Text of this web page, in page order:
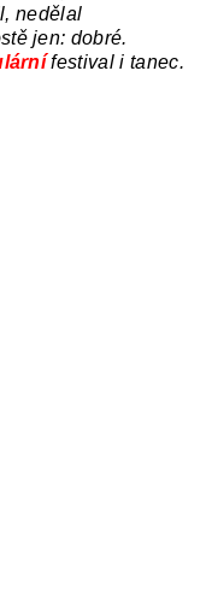
nedělal
jen: dobré.
festival i tanec.